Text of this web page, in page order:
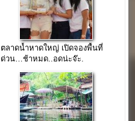
ตลาดน้ำหาดใหญ่ เปิดจองพื้นที่
ด่วน…ช้าหมด..อดน่ะจ๊ะ.